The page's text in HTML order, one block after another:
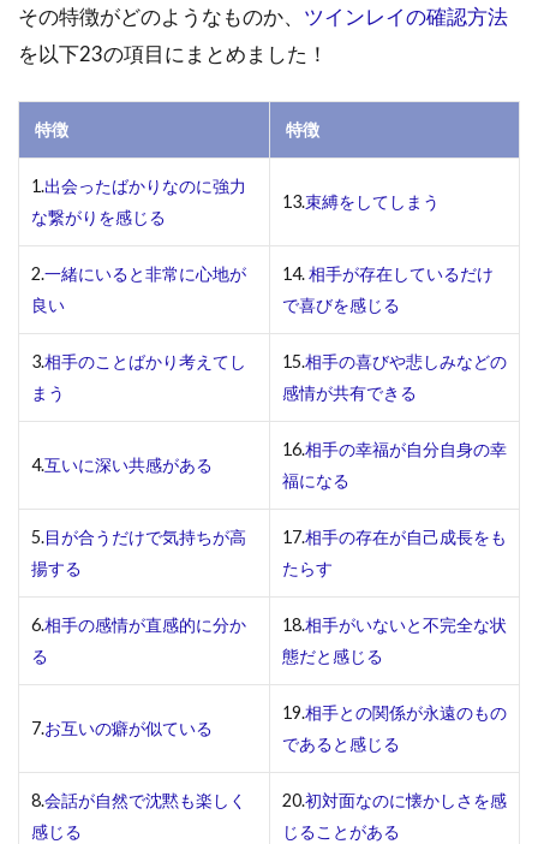
にい
非常
良い
1.3
相手
かり
てし
まう
に深
感が
ある
1.5
合う
で気
が高
1.6
その特徴がどのようなものか、 ツインレイの確認方法
を以下23の項目にまとめました！
特徴 特徴
1.出会ったばかりなのに強力
な繋がりを感じる
13.束縛をしてしまう
2.一緒にいると非常に心地が
良い
14.相手が存在しているだけ
で喜びを感じる
3.相手のことばかり考えてし
まう
15.相手の喜びや悲しみなどの
感情が共有できる
4.互いに深い共感がある
16.相手の幸福が自分自身の幸
福になる
5.目が合うだけで気持ちが高
揚する
17.相手の存在が自己成長をも
たらす
6.相手の感情が直感的に分か
る
18.相手がいないと不完全な状
態だと感じる
7.お互いの癖が似ている
19.相手との関係が永遠のもの
であると感じる
8.会話が自然で沈黙も楽しく
感じる
20.初対面なのに懐かしさを感
じることがある